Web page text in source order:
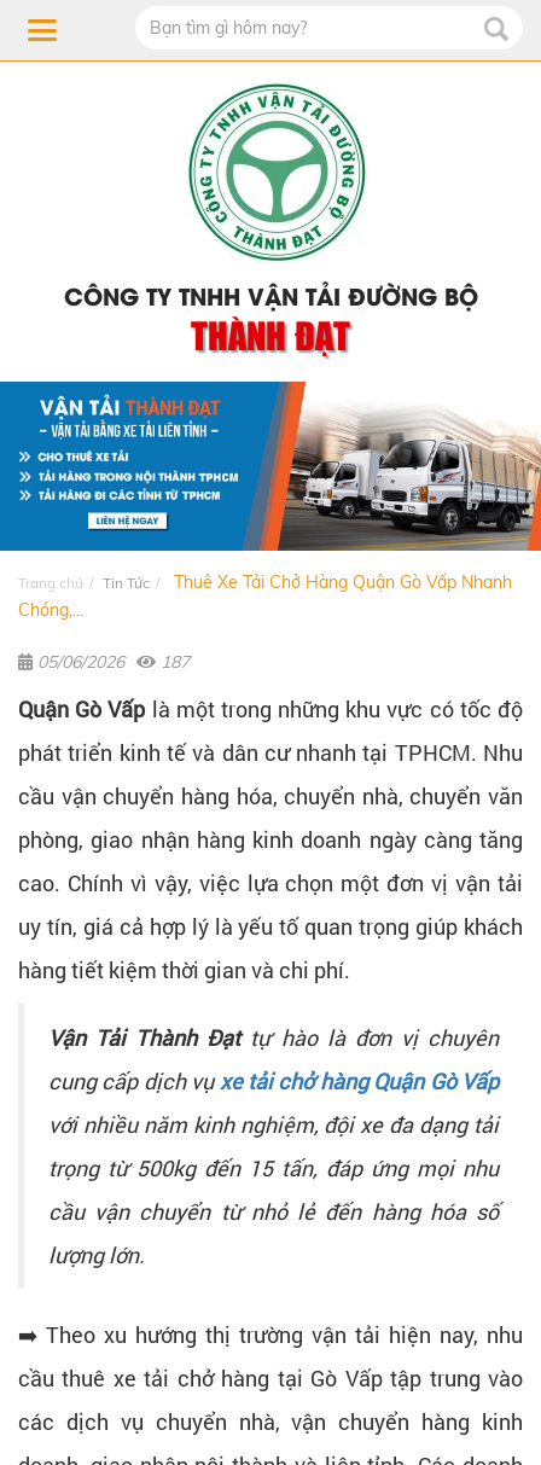
CÔNG TY TNHH VẬN TẢI ĐƯỜNG BỘ
THÀNH ĐẠT
Trang chủ Tin Tức
Thuê Xe Tải Chở Hàng Quận Gò Vấp Nhanh
Chóng,...
05/06/2026 187
Quận Gò Vấp là một trong những khu vực có tốc độ
phát triển kinh tế và dân cư nhanh tại TPHCM. Nhu
cầu vận chuyển hàng hóa, chuyển nhà, chuyển văn
phòng, giao nhận hàng kinh doanh ngày càng tăng
cao. Chính vì vậy, việc lựa chọn một đơn vị vận tải
uy tín, giá cả hợp lý là yếu tố quan trọng giúp khách
hàng tiết kiệm thời gian và chi phí.
Vận Tải Thành Đạttự hào là đơn vị chuyên
cung cấp dịch vụxe tải chở hàng Quận Gò Vấp
với nhiều năm kinh nghiệm, đội xe đa dạng tải
trọng từ 500kg đến 15 tấn, đáp ứng mọi nhu
cầu vận chuyển từ nhỏ lẻ đến hàng hóa số
lượng lớn.
➡️ Theo xu hướng thị trường vận tải hiện nay, nhu
cầu thuê xe tải chở hàng tại Gò Vấp tập trung vào
các dịch vụ chuyển nhà, vận chuyển hàng kinh